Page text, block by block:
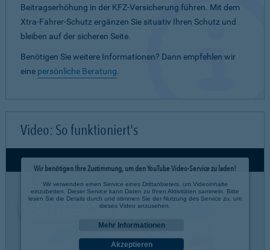
Beitragserhöhung in der KFZ-Versicherung führen. Mit dem
Xtra-Fahrer-Schutz ergänzen Sie situativ Ihren Schutz und
bleiben auf der sicheren Seite.
Benötigen Sie weitere Informationen? Dann empfehlen wir
eine persönliche Beratung.
Video: So funktioniert's
Wir benötigen Ihre Zustimmung, um den YouTube Video-Service zu laden!
Wir verwenden einen Service eines Drittanbieters, um Videoinhalte
einzubetten. Dieser Service kann Daten zu Ihren Aktivitäten sammeln. Bitte
lesen Sie die Details durch und stimmen Sie der Nutzung des Service zu, um
dieses Video anzusehen.
Mehr Informationen
Akzeptieren